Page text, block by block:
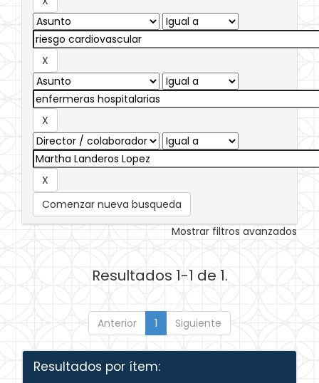
Comenzar nueva busqueda
Mostrar filtros avanzados
Resultados 1-1 de 1.
Anterior 1 Siguiente
Resultados por ítem: